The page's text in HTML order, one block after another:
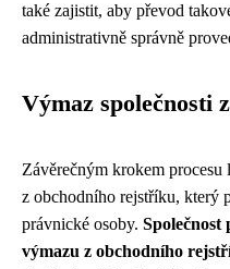
také zajistit, aby převod
administrativně správně
Výmaz společnosti
Závěrečným krokem
z obchodního rejstříku, který
právnické osoby. Společnost
výmazu z obchodního